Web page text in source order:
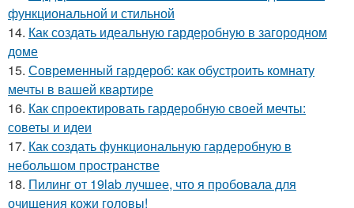
функциональной и стильной
14. Как создать идеальную гардеробную в загородном
доме
15. Современный гардероб: как обустроить комнату
мечты в вашей квартире
16. Как спроектировать гардеробную своей мечты:
советы и идеи
17. Как создать функциональную гардеробную в
небольшом пространстве
18. Пилинг от 19lab лучшее, что я пробовала для
очищения кожи головы!